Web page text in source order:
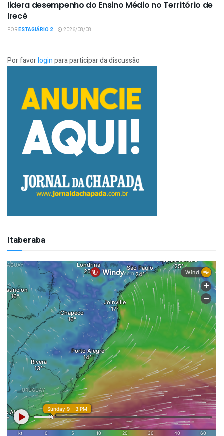
lidera desempenho do Ensino Médio no Território de
Irecê
PORESTAGIÁRIO 2 2026/08/08
Por favorloginpara participar da discussão
Itaberaba